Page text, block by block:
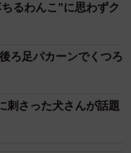
るわんこ”に思わずク
ろ足パカーンでくつろ
刺さった犬さんが話題